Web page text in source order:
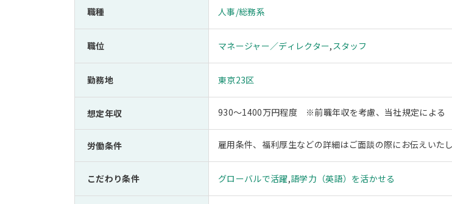
職種 人事/総務系
職位 マネージャー／ディレクター,スタッフ
勤務地 東京23区
想定年収 930～1400万円程度 ※前職年収を考慮、当社規定による
労働条件 雇用条件、福利厚生などの詳細はご面談の際にお伝えいたし
こだわり条件 グローバルで活躍,語学力（英語）を活かせる